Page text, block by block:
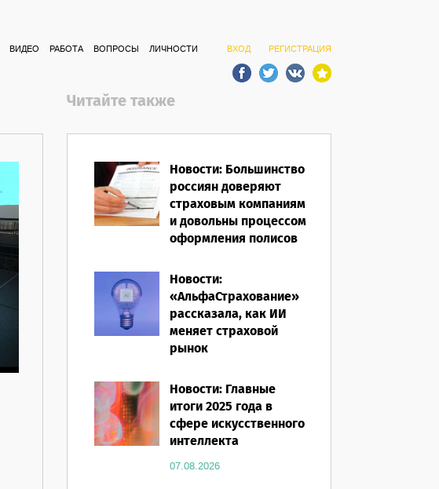
ВХОД РЕГИСТРАЦИЯ
ВИДЕО РАБОТА ВОПРОСЫ ЛИЧНОСТИ
Читайте также
Новости: Большинство
россиян доверяют
страховым компаниям
и довольны процессом
оформления полисов
Новости:
«АльфаСтрахование»
рассказала, как ИИ
меняет страховой
рынок
Новости: Главные
итоги 2025 года в
сфере искусственного
интеллекта
07.08.2026